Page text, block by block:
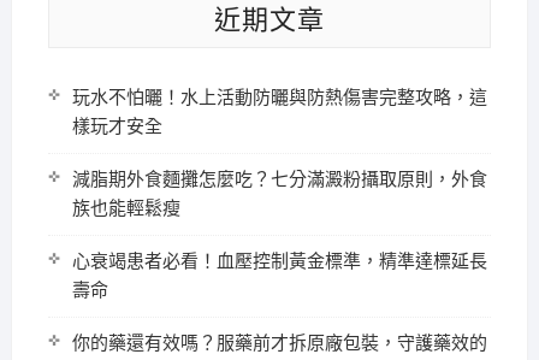
近期文章
玩水不怕曬！水上活動防曬與防熱傷害完整攻略，這
樣玩才安全
減脂期外食麵攤怎麼吃？七分滿澱粉攝取原則，外食
族也能輕鬆瘦
心衰竭患者必看！血壓控制黃金標準，精準達標延長
壽命
你的藥還有效嗎？服藥前才拆原廠包裝，守護藥效的